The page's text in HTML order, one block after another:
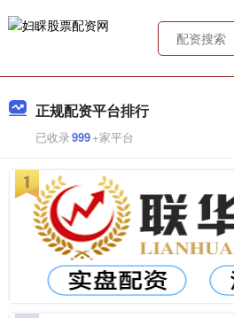
正规配资平台排行
已收录999+家平台